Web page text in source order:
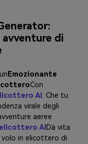
di
Emozionante
Con
AI . Che tu
virale degli
aeree
AI Dà vita
in elicottero di